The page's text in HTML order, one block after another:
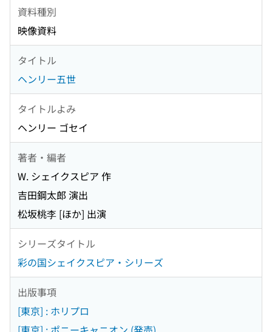
資料種別
映像資料
タイトル
ヘンリー五世
タイトルよみ
ヘンリー ゴセイ
著者・編者
W. シェイクスピア 作
吉田鋼太郎 演出
松坂桃李 [ほか] 出演
シリーズタイトル
彩の国シェイクスピア・シリーズ
出版事項
[東京] : ホリプロ